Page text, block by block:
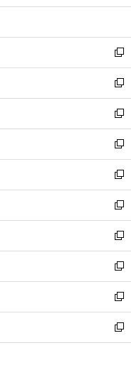
開
ウ
開
く
ン
ウ
で
開
く
ウ
ン
ド
ウ
で
開
く
し
ウ
ィ
ン
ド
ウ
で
開
く
新
し
い
ウ
ィ
ン
ド
ウ
で
開
く
新
し
い
ウ
ィ
ン
ド
ウ
で
開
く
新
し
い
ウ
ィ
ン
ド
ウ
で
開
く
新
し
い
ウ
ィ
ン
ド
ウ
で
開
く
新
し
い
ウ
ィ
ン
ド
ウ
で
開
く
新
し
い
ウ
ィ
ン
ド
ウ
で
開
新
し
い
ウ
ィ
ン
ド
ウ
新
し
い
ウ
ィ
ン
新
し
い
ウ
新
し